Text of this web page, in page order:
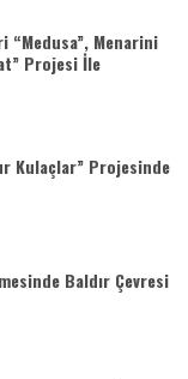
“Medusa”, Menarini
Projesi İle
Kulaçlar” Projesinde
Baldır Çevresi